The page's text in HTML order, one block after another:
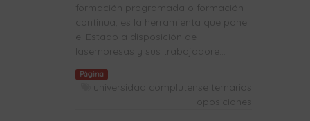
formación programada o formación
continua, es la herramienta que pone
el Estado a disposición de
lasempresas y sus trabajadore...
Página
universidad complutense temarios
oposiciones